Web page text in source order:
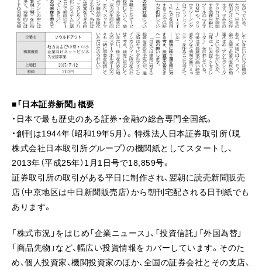
■「日本証券新聞」概要
・日本で最も歴史のある証券・金融の総合専門全国紙。
・創刊は1944年（昭和19年5月）。特殊法人日本証券取引所（現
株式会社日本取引所グループ）の機関紙としてスタートし、
2013年（平成25年）1月1日号で18,859号。
証券取引所の取引がある平日に制作され、翌朝に読売新聞販売
店（中京地区は中日新聞販売店）から朝刊宅配される日刊紙でも
あります。
「株式市況」をはじめ「企業ニュース」、「投資信託」「外国為替」
「商品先物」など、幅広い投資情報をカバーしています。そのた
め、個人投資家、機関投資家のほか、全国の証券会社とその支店、